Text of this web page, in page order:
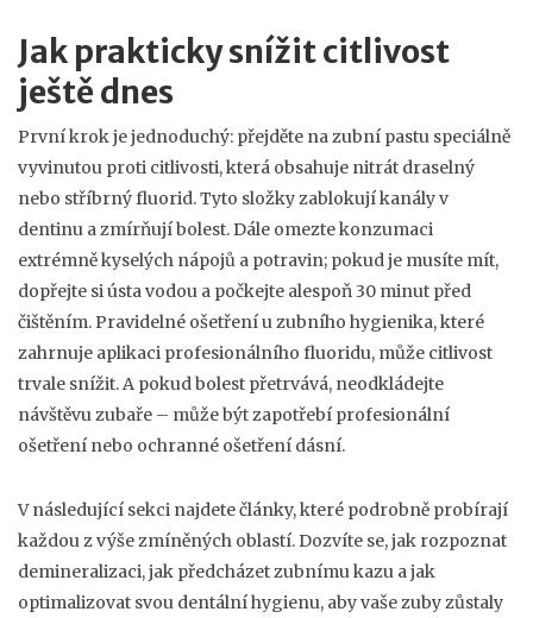
Jak prakticky snížit citlivost
ještě dnes
První krok je jednoduchý: přejděte na zubní pastu speciálně
vyvinutou proti citlivosti, která obsahuje nitrát draselný
nebo stříbrný fluorid. Tyto složky zablokují kanály v
dentinu a zmírňují bolest. Dále omezte konzumaci
extrémně kyselých nápojů a potravin; pokud je musíte mít,
dopřejte si ústa vodou a počkejte alespoň 30 minut před
čištěním. Pravidelné ošetření u zubního hygienika, které
zahrnuje aplikaci profesionálního fluoridu, může citlivost
trvale snížit. A pokud bolest přetrvává, neodkládejte
návštěvu zubaře – může být zapotřebí profesionální
ošetření nebo ochranné ošetření dásní.
V následující sekci najdete články, které podrobně probírají
každou z výše zmíněných oblastí. Dozvíte se, jak rozpoznat
demineralizaci, jak předcházet zubnímu kazu a jak
optimalizovat svou dentální hygienu, aby vaše zuby zůstaly